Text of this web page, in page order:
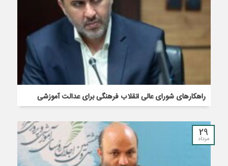
راهکارهای شورای عالی انقلاب فرهنگی برای عدالت آموزشی
29
مرداد